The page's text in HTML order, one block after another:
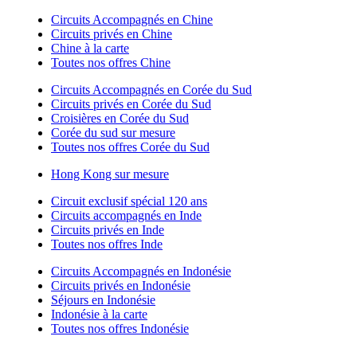
Circuits Accompagnés en Chine
Circuits privés en Chine
Chine à la carte
Toutes nos offres Chine
Circuits Accompagnés en Corée du Sud
Circuits privés en Corée du Sud
Croisières en Corée du Sud
Corée du sud sur mesure
Toutes nos offres Corée du Sud
Hong Kong sur mesure
Circuit exclusif spécial 120 ans
Circuits accompagnés en Inde
Circuits privés en Inde
Toutes nos offres Inde
Circuits Accompagnés en Indonésie
Circuits privés en Indonésie
Séjours en Indonésie
Indonésie à la carte
Toutes nos offres Indonésie